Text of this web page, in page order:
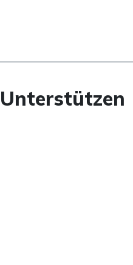
Unterstützen